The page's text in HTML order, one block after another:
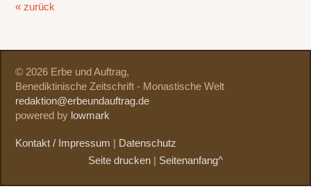
« zurück
© 2026 Erbe und Auftrag,
Benediktinische Zeitschrift - Monastische Welt
redaktion@erbeundauftrag.de
powered by lowmark
Kontakt / Impressum
Datenschutz
Seite drucken
Seitenanfang^